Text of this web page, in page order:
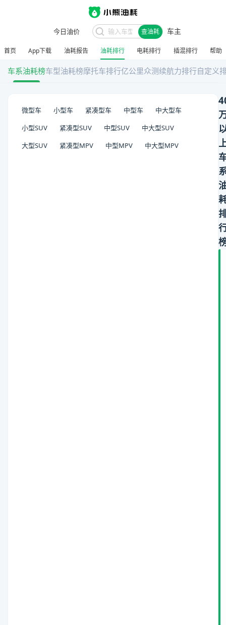
今日油价 查油耗 车主
首页 App下载 油耗报告 油耗排行 电耗排行 插混排行 帮助
车系油耗榜车型油耗榜摩托车排行亿公里众测续航力排行自定义
微型车 小型车 紧凑型车 中型车
中大型车
小型SUV
紧凑型SUV 中型SUV
中大型SUV
大型SUV
紧凑型MPV 中型MPV 中大型MPV